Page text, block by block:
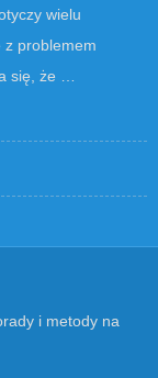
wielu
z problemem
się, że …
i metody na